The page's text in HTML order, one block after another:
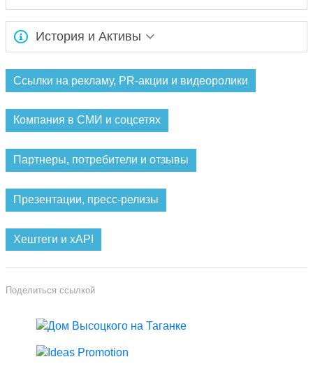
Признанные звёзды и новые яркие имена академической
сцены.История и Активы
Ссылки на рекламу, PR-акции и видеоролики
Компания в СМИ и соцсетях
Партнеры, потребители и отзывы
Презентации, пресс-релизы
Хештеги и xAPI
Поделиться ссылкой